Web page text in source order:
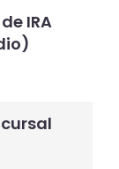
IRA